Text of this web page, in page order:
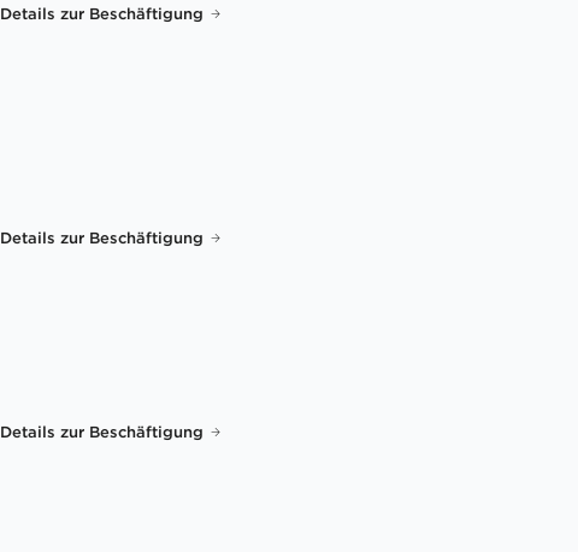
Details zur Beschäftigung
Details zur Beschäftigung
Details zur Beschäftigung